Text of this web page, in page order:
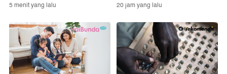
5 menit yang lalu 20 jam yang lalu